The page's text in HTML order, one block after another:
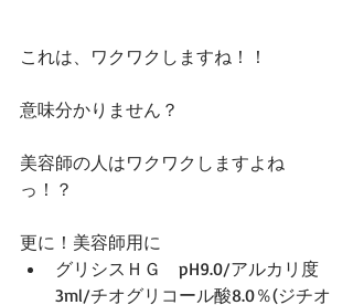
これは、ワクワクしますね！！
意味分かりません？
美容師の人はワクワクしますよね
っ！？
更に！美容師用に
グリシスＨＧ　pH9.0/アルカリ度
3ml/チオグリコール酸8.0％(ジチオ